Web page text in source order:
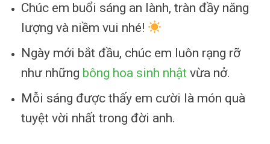
Chúc em buổi sáng an lành, tràn đầy năng
lượng và niềm vui nhé!
Ngày mới bắt đầu, chúc em luôn rạng rỡ
như những bông hoa sinh nhật vừa nở.
Mỗi sáng được thấy em cười là món quà
tuyệt vời nhất trong đời anh.